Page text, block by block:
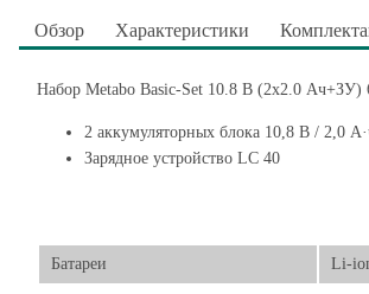
Обзор Характеристики
Набор Metabo Basic-Set 10.8 В (2x2.0 Ач+ЗУ)
2 аккумуляторных блока 10,8 В / 2,0
Зарядное устройство LC 40
Батареи Li-